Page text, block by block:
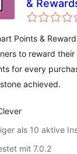
&
Points &
to reward
for every
achieved.
als 10 aktive
mit 7.0.2